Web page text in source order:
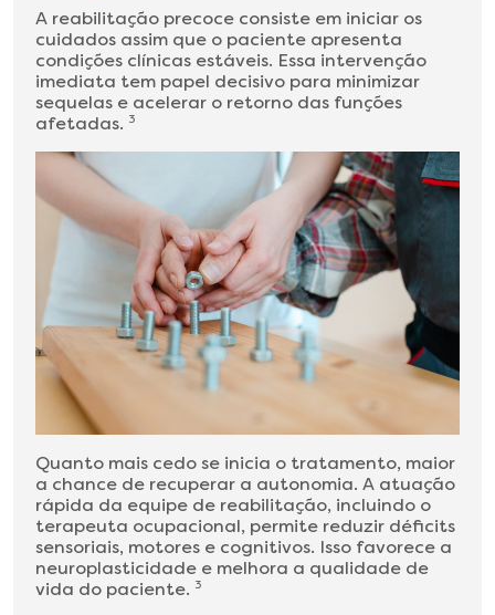
A reabilitação precoce consiste em iniciar os
cuidados assim que o paciente apresenta
condições clínicas estáveis. Essa intervenção
imediata tem papel decisivo para minimizar
sequelas e acelerar o retorno das funções
afetadas. 3
Quanto mais cedo se inicia o tratamento, maior
a chance de recuperar a autonomia. A atuação
rápida da equipe de reabilitação, incluindo o
terapeuta ocupacional, permite reduzir déficits
sensoriais, motores e cognitivos. Isso favorece a
neuroplasticidade e melhora a qualidade de
vida do paciente. 3